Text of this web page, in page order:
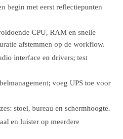
begin met eerst reflectiepunten
CPU, RAM en snelle
afstemmen op de workflow.
interface en drivers; test
voeg UPS toe voor
stoel, bureau en schermhoogte.
en luister op meerdere